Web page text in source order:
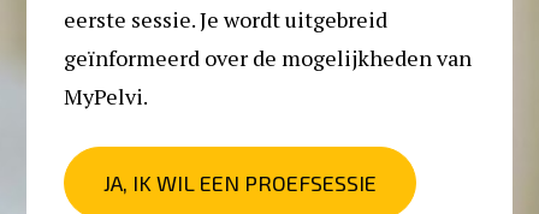
eerste sessie. Je wordt uitgebreid
geïnformeerd over de mogelijkheden van
MyPelvi.
JA, IK WIL EEN PROEFSESSIE